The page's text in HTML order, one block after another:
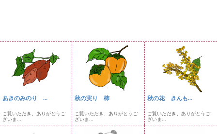
あきのみのり ...
ご覧いただき、ありがとうご
ざいま...
秋の実り 柿
ご覧いただき、ありがとうご
ざいま...
秋の花 きんも...
ご覧いただき、ありがとうご
ざいま...